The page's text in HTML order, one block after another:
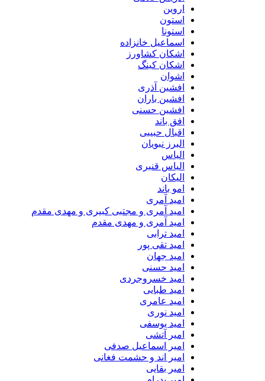
اسماعیل خانزاده
اشکان کشاورز
اشکان کینگ
افشین آذری
افشین باران
افشین حسنی
افق باند
اقبال حبیبی
البرز نبویان
الیاس قنبرى
امو باند
امید آمری
امید آمری و مجتبی کبیری و مهدى مقدم
امید آمری و مهدی مقدم
امید ترابی
امید تقی پور
امید جهان
امید حسنی
امید خسروجردی
امید طبایی
امید عامری
امید نوری
امید یوسفی
امیر آتشی
امیر اسماعیل صدفی
امیر اند و حشمت فغانی
امیر بقایی